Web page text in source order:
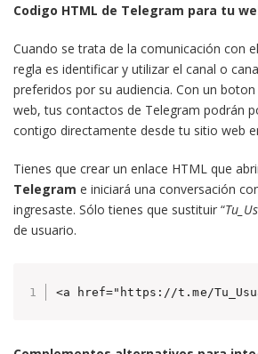
Codigo HTML de Telegram para tu
Cuando se trata de la comunicación con
regla es identificar y utilizar el canal o
preferidos por su audiencia. Con un
web, tus contactos de Telegram podrán
contigo directamente desde tu sitio web
Tienes que crear un enlace HTML que
Telegram e iniciará una conversación
ingresaste. Sólo tienes que sustituir “
de usuario.
<a href="https://t.me/